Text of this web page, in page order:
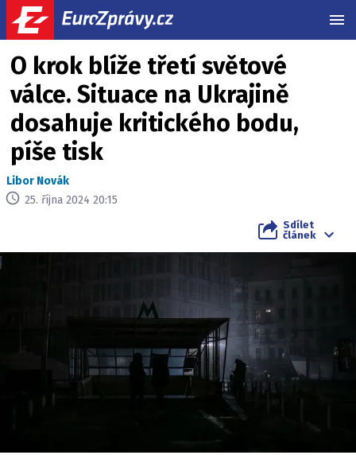
O krok blíže třetí světové
válce. Situace na Ukrajině
dosahuje kritického bodu,
píše tisk
Libor Novák
25. října 2024 20:15
Sdílet
článek